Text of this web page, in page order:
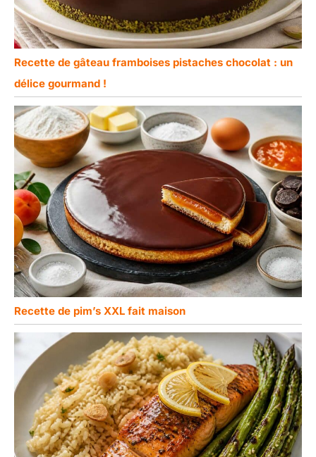
Recette de gâteau framboises pistaches chocolat : un
délice gourmand !
Recette de pim’s XXL fait maison